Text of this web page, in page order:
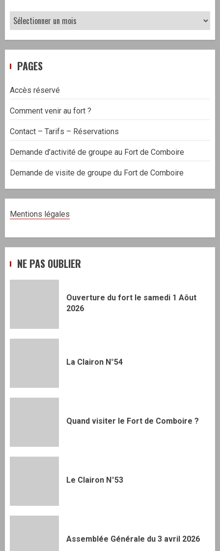
Nos
archives
PAGES
Accès réservé
Comment venir au fort ?
Contact – Tarifs – Réservations
Demande d’activité de groupe au Fort de Comboire
Demande de visite de groupe du Fort de Comboire
Mentions légales
NE PAS OUBLIER
Ouverture du fort le samedi 1 Aôut
2026
La Clairon N°54
Quand visiter le Fort de Comboire ?
Le Clairon N°53
Assemblée Générale du 3 avril 2026